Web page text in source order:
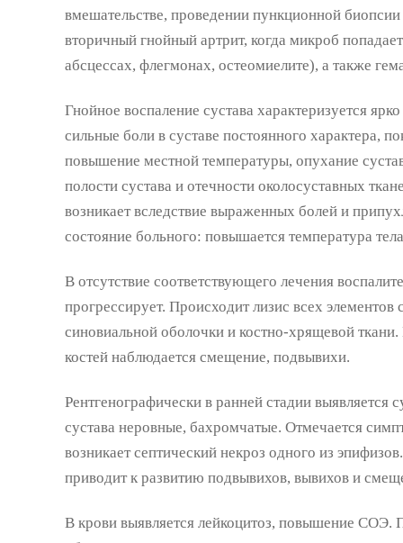
вмешательстве, проведении пункционной
вторичный гнойный артрит, когда микроб
абсцессах, флегмонах, остеомиелите), а также
Гнойное воспаление сустава характеризуется
сильные боли в суставе постоянного характера,
повышение местной температуры, опухание
полости сустава и отечности околосуставных
возникает вследствие выраженных болей и
состояние больного: повышается температура
В отсутствие соответствующего лечения
прогрессирует. Происходит лизис всех элементов
синовиальной оболочки и костно-хрящевой
костей наблюдается смещение, подвывихи.
Рентгенографически в ранней стадии выявляется
сустава неровные, бахромчатые. Отмечается
возникает септический некроз одного из
приводит к развитию подвывихов, вывихов и
В крови выявляется лейкоцитоз, повышение СОЭ.